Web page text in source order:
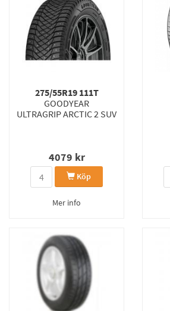
275/55R19 111T
GOODYEAR
ULTRAGRIP ARCTIC 2 SUV
4079 kr
Köp
Mer info